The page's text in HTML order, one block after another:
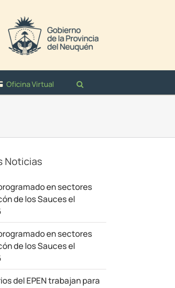
Oficina Virtual
Noticias
en sectores
de los Sauces el
en sectores
de los Sauces el
del EPEN trabajan para